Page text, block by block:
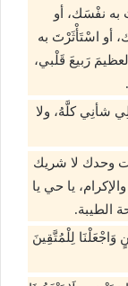
نفْسَك، أو
أو اسْتَأْثَرْتَ به
رَبيعَ قَلْبي،
شأنِي كلَّهُ، ولا
وحدك لا شريك
يا حي يا
الطيبة.
وَاجْعَلْنَا لِلْمُتَّقِينَ